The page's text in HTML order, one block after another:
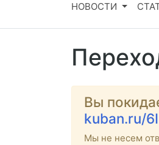
НОВОСТИ
Вы
kuban.ru/
Мы не несем